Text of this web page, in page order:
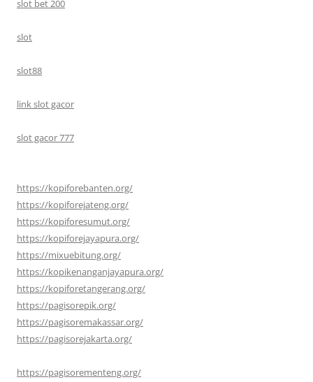
slot bet 200
slot
slot88
link slot gacor
slot gacor 777
https://kopiforebanten.org/
https://kopiforejateng.org/
https://kopiforesumut.org/
https://kopiforejayapura.org/
https://mixuebitung.org/
https://kopikenanganjayapura.org/
https://kopiforetangerang.org/
https://pagisorepik.org/
https://pagisoremakassar.org/
https://pagisorejakarta.org/
https://pagisorementeng.org/